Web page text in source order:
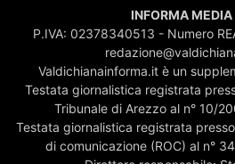
INFORMA MEDIA
P.IVA: 02378340513 - Numero
Valdichianainforma.it è un
Testata giornalistica registrata
Tribunale di Arezzo al n° 10/
Testata giornalistica registrata
di comunicazione (ROC) al n°